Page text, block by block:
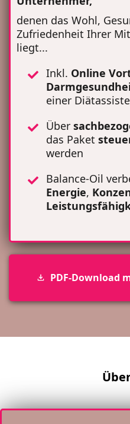
denen das Wohl,
Zufriedenheit Ihrer
liegt...
Inkl. Online
einer
Über
das Paket
werden
Balance-Oil
Energie,
PDF-Download